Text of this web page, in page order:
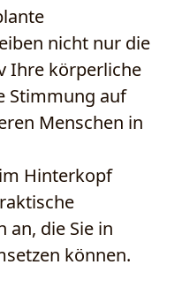
nicht nur die
Ihre körperliche
Stimmung auf
Menschen in
Hinterkopf
die Sie in
können.